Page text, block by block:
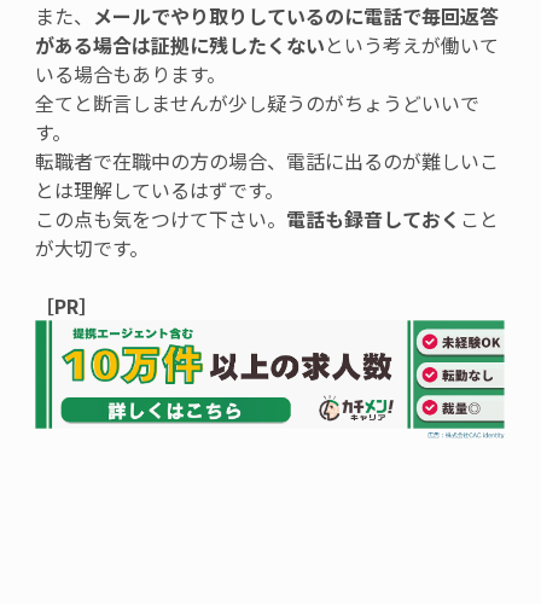
また、 メールでやり取りしているのに電話で毎回返答
がある場合は証拠に残したくないという考えが働いて
いる場合もあります。
全てと断言しませんが少し疑うのがちょうどいいで
す。
転職者で在職中の方の場合、電話に出るのが難しいこ
とは理解しているはずです。
この点も気をつけて下さい。 電話も録音しておく こと
が大切です。
［PR］